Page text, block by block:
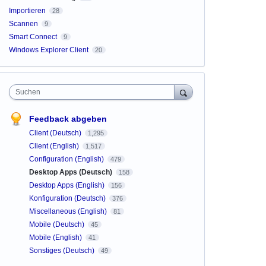
Importieren 28
Scannen 9
Smart Connect 9
Windows Explorer Client 20
Suchen
Feedback abgeben
Client (Deutsch) 1,295
Client (English) 1,517
Configuration (English) 479
Desktop Apps (Deutsch) 158
Desktop Apps (English) 156
Konfiguration (Deutsch) 376
Miscellaneous (English) 81
Mobile (Deutsch) 45
Mobile (English) 41
Sonstiges (Deutsch) 49